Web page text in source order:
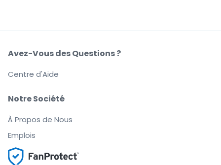
Notre Société
À Propos de Nous
Emplois
Avez-Vous des Questions ?
Centre d'Aide